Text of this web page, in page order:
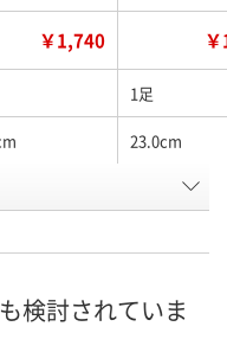
￥1,740
1足
23.0cm
2584446
検討されていま